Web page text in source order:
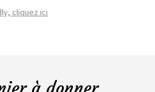
cliquez ici